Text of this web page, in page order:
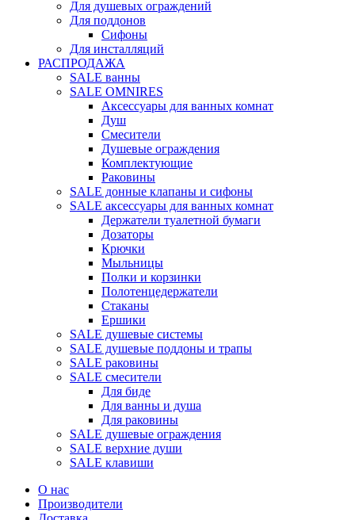
Для душевых ограждений
Для поддонов
Сифоны
Для инсталляций
РАСПРОДАЖА
SALE ванны
SALE OMNIRES
Аксессуары для ванных комнат
Душ
Смесители
Душевые ограждения
Комплектующие
Раковины
SALE донные клапаны и сифоны
SALE аксессуары для ванных комнат
Держатели туалетной бумаги
Дозаторы
Крючки
Мыльницы
Полки и корзинки
Полотенцедержатели
Стаканы
Ершики
SALE душевые системы
SALE душевые поддоны и трапы
SALE раковины
SALE смесители
Для биде
Для ванны и душа
Для раковины
SALE душевые ограждения
SALE верхние души
SALE клавиши
О нас
Производители